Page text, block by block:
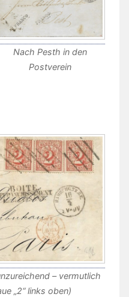
Nach Pesth in den
Postverein
– vermutlich
„2“ links oben)